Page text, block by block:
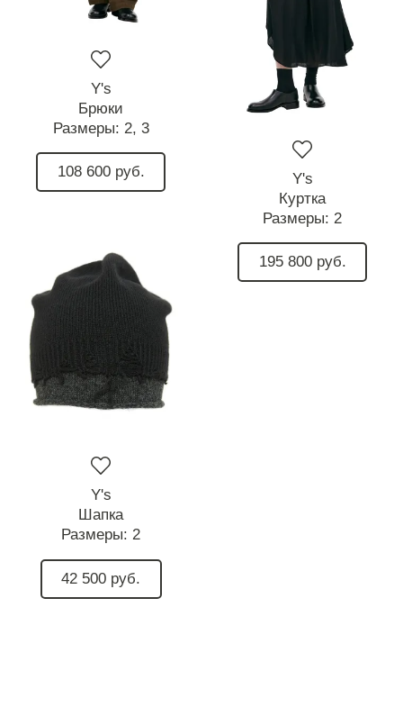
Y's
Брюки
Размеры: 2, 3
108 600 руб.
Y's
Куртка
Размеры: 2
195 800 руб.
Y's
Шапка
Размеры: 2
42 500 руб.